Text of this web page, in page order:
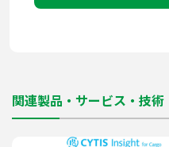
関連製品・サービス・技術